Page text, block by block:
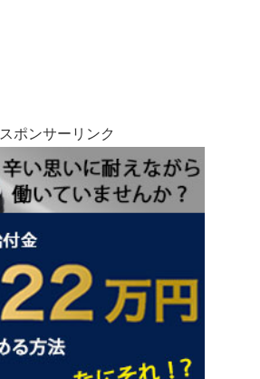
スポンサーリンク